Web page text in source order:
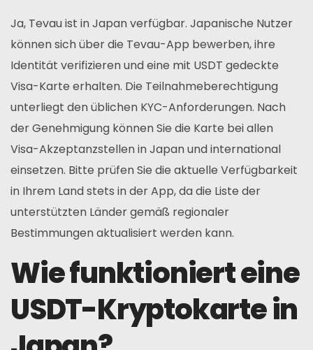
Ja, Tevau ist in Japan verfügbar. Japanische Nutzer
können sich über die Tevau-App bewerben, ihre
Identität verifizieren und eine mit USDT gedeckte
Visa-Karte erhalten. Die Teilnahmeberechtigung
unterliegt den üblichen KYC-Anforderungen. Nach
der Genehmigung können Sie die Karte bei allen
Visa-Akzeptanzstellen in Japan und international
einsetzen. Bitte prüfen Sie die aktuelle Verfügbarkeit
in Ihrem Land stets in der App, da die Liste der
unterstützten Länder gemäß regionaler
Bestimmungen aktualisiert werden kann.
Wie funktioniert eine
USDT-Kryptokarte in